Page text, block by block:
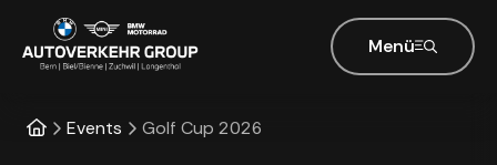
Menü
Events Golf Cup 2026